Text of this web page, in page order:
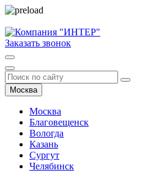
Заказать звонок
Москва
Москва
Благовещенск
Вологда
Казань
Сургут
Челябинск